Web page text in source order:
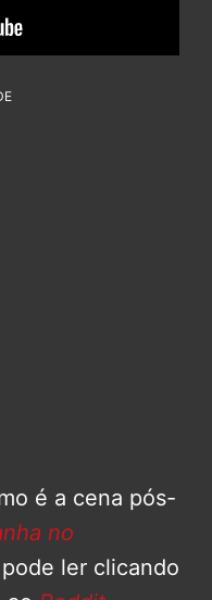
é a cena pós-
no
ler clicando